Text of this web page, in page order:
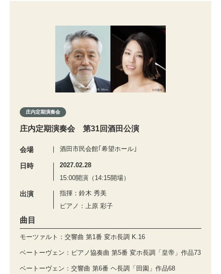
庄内定期演奏会
庄内定期演奏会 第31回酒田公演
会場 酒田市民会館｢希望ホール｣
日時
2027.02.28
15:00開演（14:15開場）
出演
指揮：鈴木 秀美
ピアノ：上原 彩子
曲目
モーツァルト：交響曲 第1番 変ホ長調 K.16
ベートーヴェン：ピアノ協奏曲 第5番 変ホ長調「皇帝」作品73
ベートーヴェン：交響曲 第6番 ヘ長調「田園」作品68